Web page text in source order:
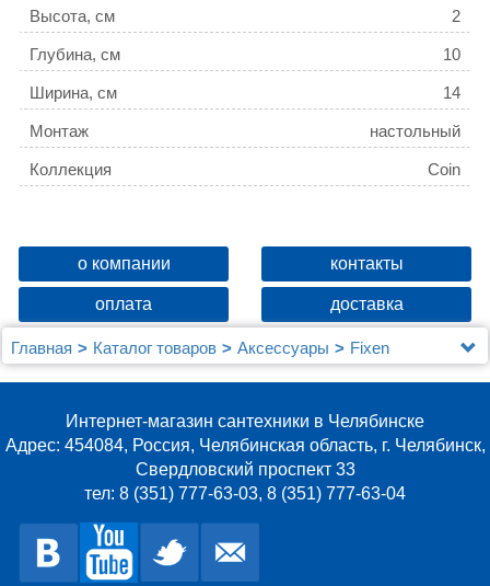
Высота, см 2
Глубина, см 10
Ширина, см 14
Монтаж настольный
Коллекция Coin
о компании контакты
оплата доставка
Главная Каталог товаров Аксессуары
Fixen
Мыльница Fixsen Coin FX-250-4
Интернет-магазин сантехники в Челябинске
Адрес: 454084, Россия, Челябинская область, г. Челябинск,
Свердловский проспект 33
тел: 8 (351) 777-63-03, 8 (351) 777-63-04